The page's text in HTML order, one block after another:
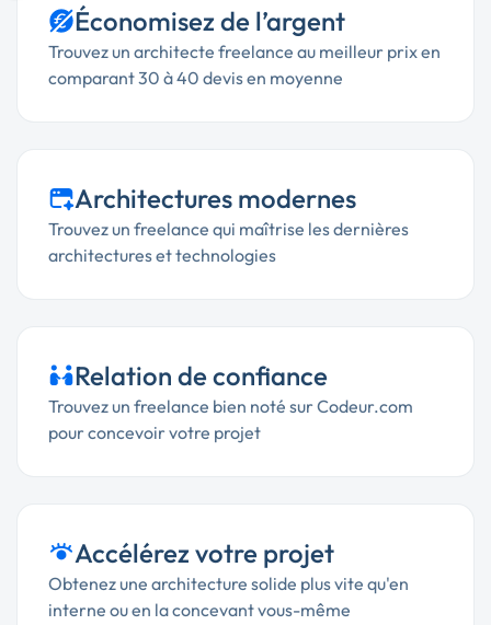
Économisez de l’argent
Trouvez un architecte freelance au meilleur prix en
comparant 30 à 40 devis en moyenne
Architectures modernes
Trouvez un freelance qui maîtrise les dernières
architectures et technologies
Relation de confiance
Trouvez un freelance bien noté sur Codeur.com
pour concevoir votre projet
Accélérez votre projet
Obtenez une architecture solide plus vite qu'en
interne ou en la concevant vous-même